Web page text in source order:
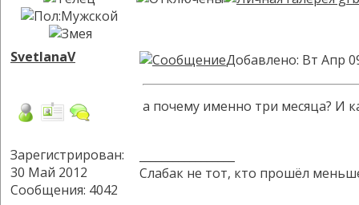
SvetlanaV
Зарегистрирован:
30 Май 2012
Сообщения: 4042
Добавлено: Вт Апр
а почему именно три месяца? И
Слабак не тот, кто прошёл